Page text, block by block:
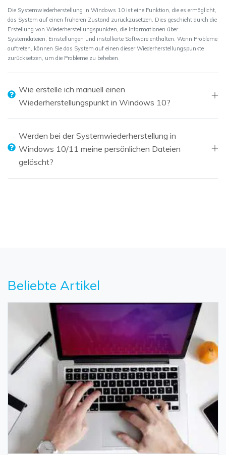
Die Systemwiederherstellung in Windows 10 ist eine Funktion, die es ermöglicht,
das System auf einen früheren Zustand zurückzusetzen. Dies geschieht durch die
Erstellung von Wiederherstellungspunkten, die Informationen über
Systemdateien, Einstellungen und installierte Software enthalten. Wenn Probleme
auftreten, können Sie das System auf einen dieser Wiederherstellungspunkte
zurücksetzen, um die Probleme zu beheben.
Wie erstelle ich manuell einen
Wiederherstellungspunkt in Windows 10?
Werden bei der Systemwiederherstellung in
Windows 10/11 meine persönlichen Dateien
gelöscht?
Beliebte Artikel
Daten online wiederherstellen
Verlorene Daten? Jetzt online wiederherstellen!
öffnen